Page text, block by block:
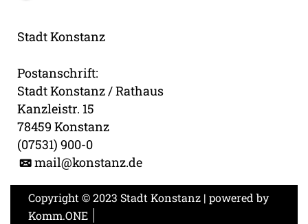
Stadt Konstanz
Postanschrift:
Stadt Konstanz / Rathaus
Kanzleistr. 15
78459 Konstanz
(07531) 900-0
mail@konstanz.de
Copyright © 2023 Stadt Konstanz | powered by
Komm.ONE